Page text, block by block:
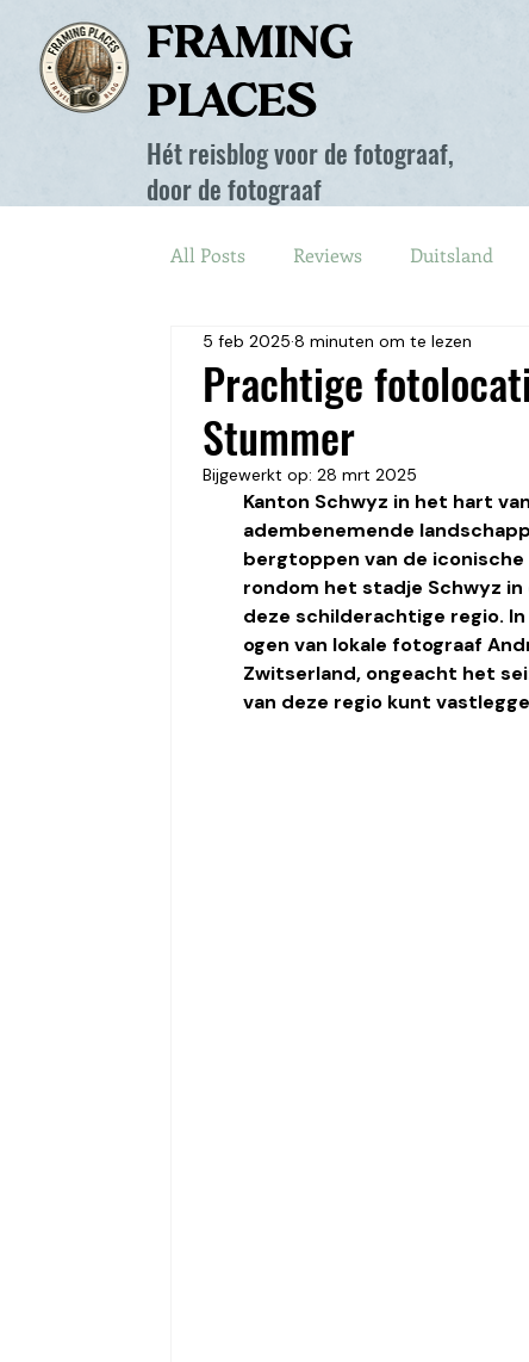
FRAMING
PLACES
Hét reisblog voor de fotograaf,
door de fotograaf
All Posts Reviews Duitsland
Frankrijk Winter
België Italië
Roemenië Polen Cyprus
Zweden
Prachtige
Stummer
5 feb 2025 8 minuten om te lezen
Bijgewerkt op:28 mrt 2025
Kanton Schwyz in het hart
adembenemende
bergtoppen van de
rondom het stadje Schwyz
deze schilderachtige regio.
ogen van lokale fotograaf
Zwitserland, ongeacht het
van deze regio kunt